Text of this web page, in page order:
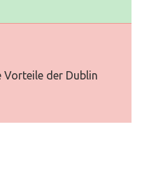
Vorteile der Dublin